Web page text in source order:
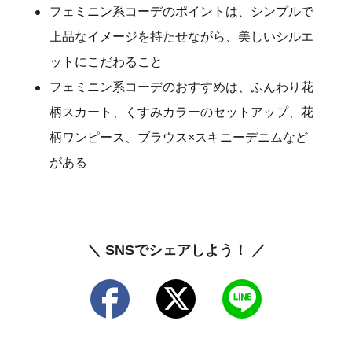
フェミニン系コーデのポイントは、シンプルで
上品なイメージを持たせながら、美しいシルエ
ットにこだわること
フェミニン系コーデのおすすめは、ふんわり花
柄スカート、くすみカラーのセットアップ、花
柄ワンピース、ブラウス×スキニーデニムなど
がある
＼ SNSでシェアしよう！ ／